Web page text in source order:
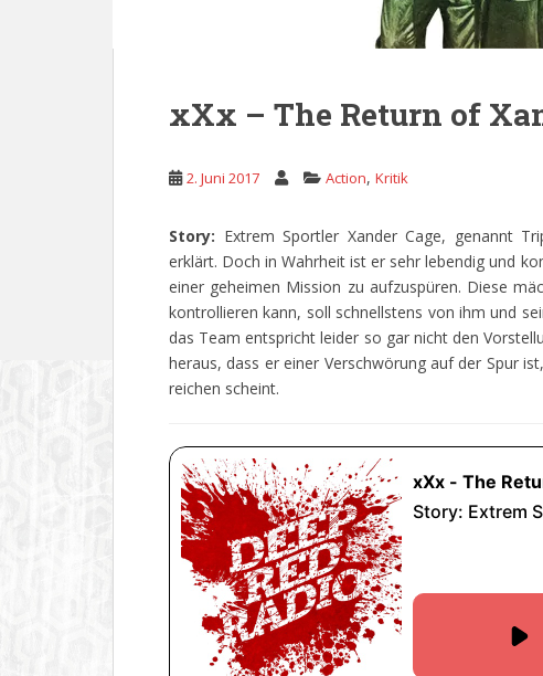
xXx – The Return of
2. Juni 2017 Action, Kritik
Story: Extrem Sportler Xander Cage, genannt
erklärt. Doch in Wahrheit ist er sehr lebendig und
einer geheimen Mission zu aufzuspüren. Diese
kontrollieren kann, soll schnellstens von ihm und
das Team entspricht leider so gar nicht den
heraus, dass er einer Verschwörung auf der Spur
reichen scheint.